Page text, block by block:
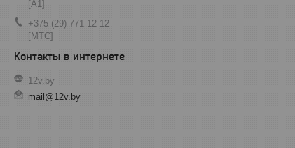
[A1]
+375 (29) 771-12-12
[МТС]
12v.by
mail@12v.by